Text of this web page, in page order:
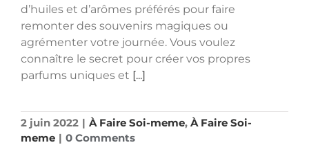
d’huiles et d’arômes préférés pour faire
remonter des souvenirs magiques ou
agrémenter votre journée. Vous voulez
connaître le secret pour créer vos propres
parfums uniques et [...]
2 juin 2022 | À Faire Soi-meme, À Faire Soi-
meme | 0 Comments